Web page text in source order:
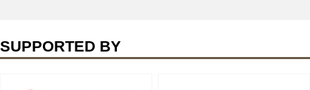
SUPPORTED BY